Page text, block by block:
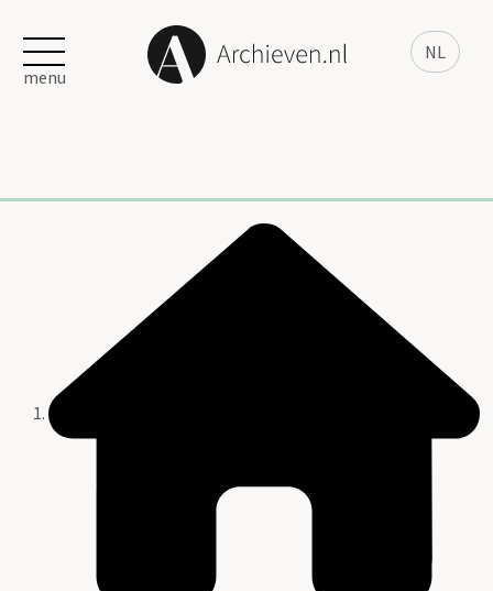
NL
menu